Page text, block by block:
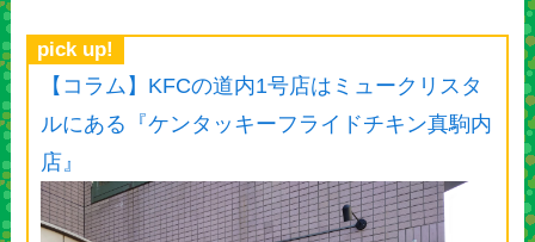
pick up!
【コラム】KFCの道内1号店はミュークリスタ
ルにある『ケンタッキーフライドチキン真駒内
店』